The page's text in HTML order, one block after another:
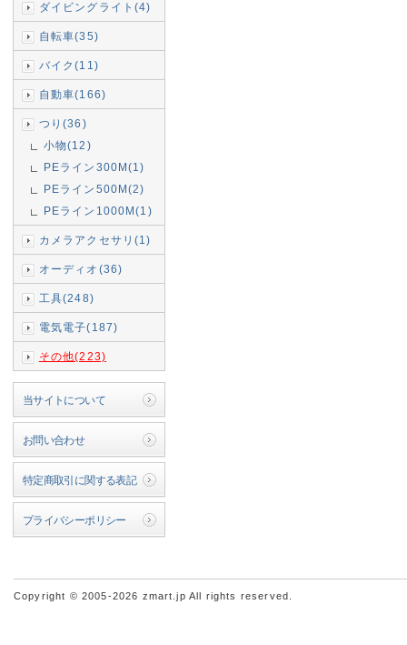
ダイビングライト(4)
自転車(35)
バイク(11)
自動車(166)
つり(36)
小物(12)
PEライン300M(1)
PEライン500M(2)
PEライン1000M(1)
カメラアクセサリ(1)
オーディオ(36)
工具(248)
電気電子(187)
その他(223)
当サイトについて
お問い合わせ
特定商取引に関する表記
プライバシーポリシー
Copyright © 2005-2026 zmart.jp All rights reserved.